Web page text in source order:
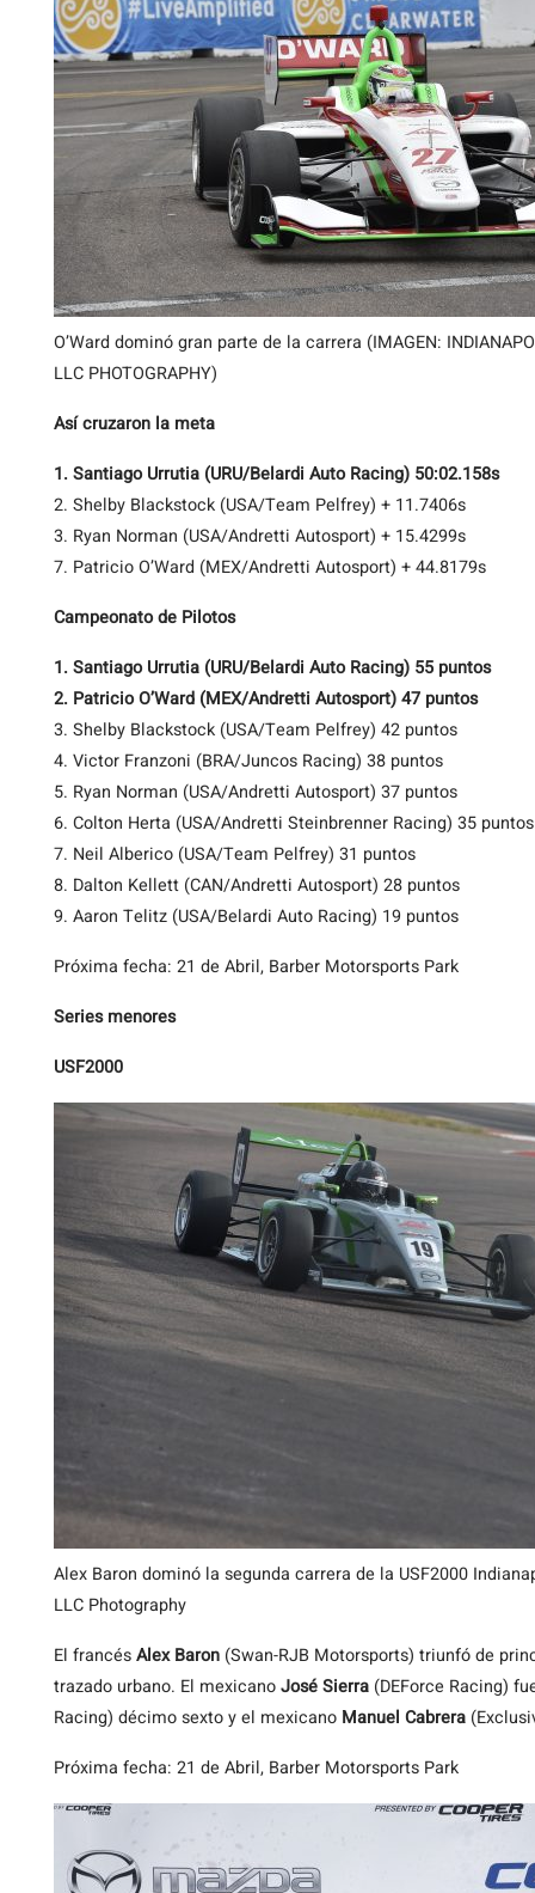
O’Ward dominó gran parte de la carrera (IMAGEN:
LLC PHOTOGRAPHY)
Así cruzaron la meta
1. Santiago Urrutia (URU/Belardi Auto Racing) 50:02.158s
2. Shelby Blackstock (USA/Team Pelfrey) + 11.7406s
3. Ryan Norman (USA/Andretti Autosport) + 15.4299s
7. Patricio O’Ward (MEX/Andretti Autosport) + 44.8179s
Campeonato de Pilotos
1. Santiago Urrutia (URU/Belardi Auto Racing) 55 puntos
2. Patricio O’Ward (MEX/Andretti Autosport) 47 puntos
3. Shelby Blackstock (USA/Team Pelfrey) 42 puntos
4. Victor Franzoni (BRA/Juncos Racing) 38 puntos
5. Ryan Norman (USA/Andretti Autosport) 37 puntos
6. Colton Herta (USA/Andretti Steinbrenner Racing) 35 puntos
7. Neil Alberico (USA/Team Pelfrey) 31 puntos
8. Dalton Kellett (CAN/Andretti Autosport) 28 puntos
9. Aaron Telitz (USA/Belardi Auto Racing) 19 puntos
Próxima fecha: 21 de Abril, Barber Motorsports Park
Series menores
USF2000
Alex Baron dominó la segunda carrera de la USF2000
LLC Photography
El francésAlex Baron (Swan-RJB Motorsports) triunfó de
trazado urbano. El mexicanoJosé Sierra (DEForce Racing)
Racing) décimo sexto y el mexicano Manuel Cabrera
Próxima fecha: 21 de Abril, Barber Motorsports Park